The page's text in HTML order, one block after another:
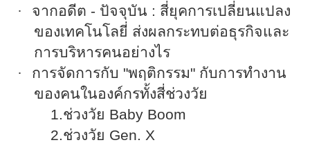
· จากอดีต - ปัจจุบัน : สี่ยุคการเปลี่ยนแปลง
ของเทคโนโลยี่ ส่งผลกระทบต่อธุรกิจและ
การบริหารคนอย่างไร
·
การจัดการกับ "พฤติกรรม" กับการทำงาน
ของคนในองค์กรทั้งสี่ช่วงวัย
1.ช่วงวัย Baby Boom
2.ช่วงวัย Gen. X